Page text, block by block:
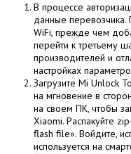
В процессе
данные перевозчика.
WiFi, прежде чем
перейти к третьему
производителей и
настройках
Загрузите Mi Unlock
на мгновение в
на своем ПК, чтобы
Xiaomi. Распакуйте
flash file». Войдите,
используется на